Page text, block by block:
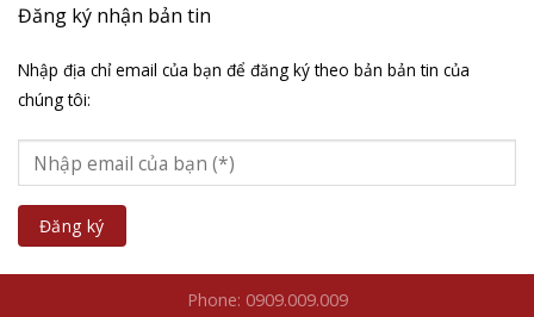
Đăng ký nhận bản tin
Nhập địa chỉ email của bạn để đăng ký theo bản bản tin của
chúng tôi:
Phone: 0909.009.009